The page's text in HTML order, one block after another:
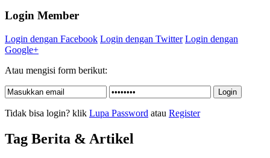
Login Member
Login dengan Facebook Login dengan Twitter Login dengan
Google+
Atau mengisi form berikut:
Tidak bisa login? klik Lupa Password atau Register
Tag Berita & Artikel